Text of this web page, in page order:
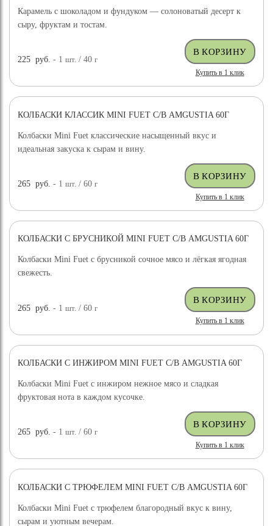
Карамель с шоколадом и фундуком — солоноватый десерт к
сыру, фруктам и тостам.
225 руб. - 1шт. / 40г
Купить в 1 клик
КОЛБАСКИ КЛАССИК MINI FUET С/В AMGUSTIA 60Г
Колбаски Mini Fuet классические насыщенный вкус и
идеальная закуска к сырам и вину.
265 руб. - 1шт. / 60г
Купить в 1 клик
КОЛБАСКИ С БРУСНИКОЙ MINI FUET С/В AMGUSTIA 60Г
Колбаски Mini Fuet с брусникой сочное мясо и лёгкая ягодная
свежесть.
265 руб. - 1шт. / 60г
Купить в 1 клик
КОЛБАСКИ С ИНЖИРОМ MINI FUET С/В AMGUSTIA 60Г
Колбаски Mini Fuet с инжиром нежное мясо и сладкая
фруктовая нота в каждом кусочке.
265 руб. - 1шт. / 60г
Купить в 1 клик
КОЛБАСКИ С ТРЮФЕЛЕМ MINI FUET С/В AMGUSTIA 60Г
Колбаски Mini Fuet с трюфелем благородный вкус к вину,
сырам и уютным вечерам.